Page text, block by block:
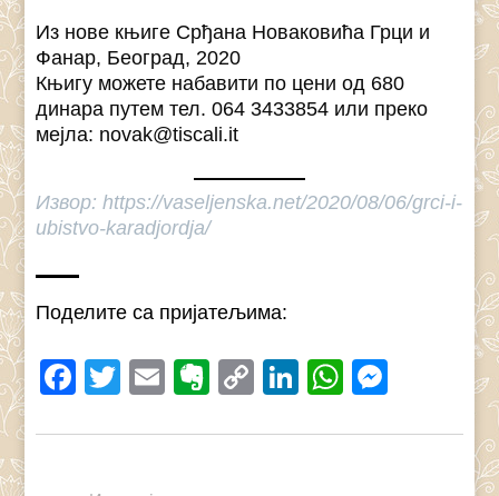
Из нове књиге Срђана Новаковића Грци и
Фанар, Београд, 2020
Књигу можете набавити по цени од 680
динара путем тел. 064 3433854 или преко
мејла: novak@tiscali.it
Извор: https://vaseljenska.net/2020/08/06/grci-i-
ubistvo-karadjordja/
Поделите са пријатељима:
Facebook
Twitter
EmailEvernote
CopyLinkedIn